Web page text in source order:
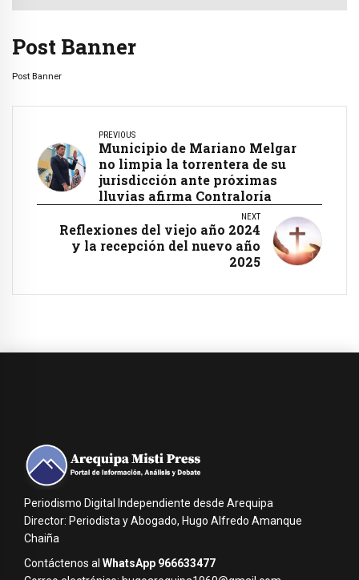
Post Banner
Post Banner
PREVIOUS
Municipio de Mariano Melgar
no limpia la torrentera de su
jurisdicción ante próximas
lluvias afirma Contraloría
NEXT
Reflexiones del viejo año 2024
y la recepción del nuevo año
2025
Periodismo Digital Independiente desde Arequipa
Director: Periodista y Abogado, Hugo Alfredo Amanque
Chaiña
Contáctenos al WhatsApp 966633477